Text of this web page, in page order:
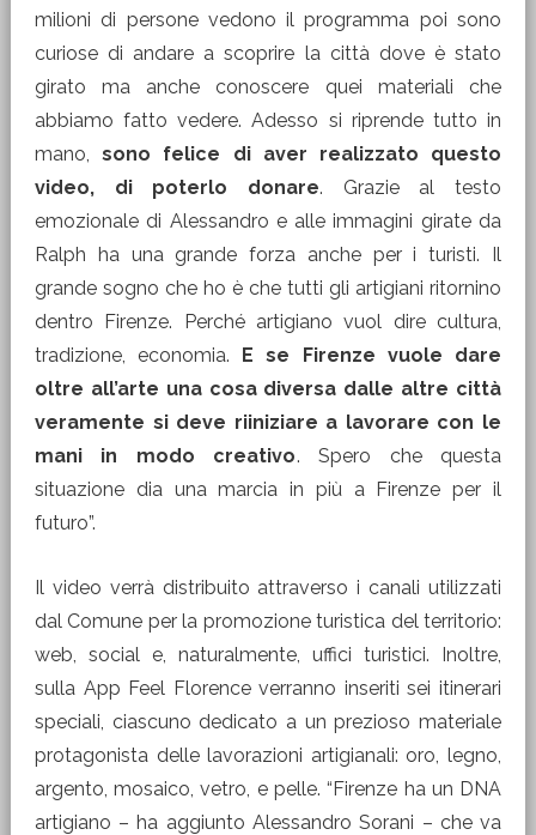
milioni di persone vedono il programma poi sono
curiose di andare a scoprire la città dove è stato
girato ma anche conoscere quei materiali che
abbiamo fatto vedere. Adesso si riprende tutto in
mano,sono felice di aver realizzato questo
video, di poterlo donare. Grazie al testo
emozionale di Alessandro e alle immagini girate da
Ralph ha una grande forza anche per i turisti. Il
grande sogno che ho è che tutti gli artigiani ritornino
dentro Firenze. Perché artigiano vuol dire cultura,
tradizione, economia. E se Firenze vuole dare
oltre all’arte una cosa diversa dalle altre città
veramente si deve riiniziare a lavorare con le
mani in modo creativo. Spero che questa
situazione dia una marcia in più a Firenze per il
futuro”.
Il video verrà distribuito attraverso i canali utilizzati
dal Comune per la promozione turistica del territorio:
web, social e, naturalmente, uffici turistici. Inoltre,
sulla App Feel Florence verranno inseriti sei itinerari
speciali, ciascuno dedicato a un prezioso materiale
protagonista delle lavorazioni artigianali: oro, legno,
argento, mosaico, vetro, e pelle. “Firenze ha un DNA
artigiano – ha aggiunto Alessandro Sorani – che va